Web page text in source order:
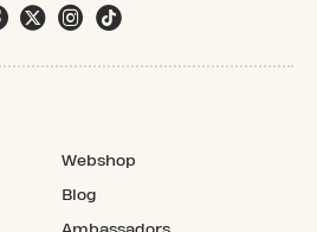
Webshop
Blog